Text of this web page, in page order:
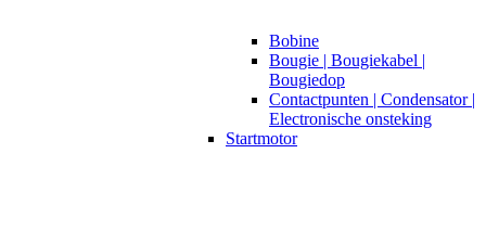
Bobine
Bougie | Bougiekabel |
Bougiedop
Contactpunten | Condensator |
Electronische onsteking
Startmotor